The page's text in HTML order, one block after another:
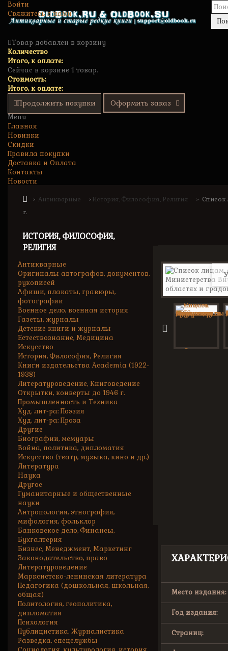
Войти
Свяжитесь с нами
Товар добавлен в корзину
Количество
Итого, к оплате:
Сейчас в корзине 1 товар.
Стоимость:
Итого, к оплате:
Продолжить покупки Оформить заказ
Menu
Главная
Новинки
Скидки
Правила покупки
Доставка и Оплата
Контакты
Новости
> Антикварные > История, Философия, Религия >
Список
г.
ИСТОРИЯ, ФИЛОСОФИЯ,
РЕЛИГИЯ
Антикварные
Оригиналы автографов, документов,
рукописей
Афиши, плакаты, гравюры,
фотографии
Военное дело, военная история
Газеты, журналы
Детские книги и журналы
Естествознание, Медицина
Искусство
История, Философия, Религия
Книги издательства Academia (1922-
1938)
Литературоведение, Книговедение
Открытки, конверты до 1946 г.
Промышленность и Техника
Худ. лит-ра: Поэзия
Худ. лит-ра: Проза
Другие
Биографии, мемуары
Война, политика, дипломатия
Искусство (театр, музыка, кино и др.)
Литература
Наука
Другое
Гуманитарные и общественные
науки
Антропология, этнография,
мифология, фольклор
Банковское дело, Финансы,
Бухгалтерия
Бизнес, Менеджмент, Маркетинг
Законодательство, право
Литературоведение
Марксистско-ленинская литература
Педагогика (дошкольная, школьная,
общая)
Политология, геополитика,
дипломатия
Психология
Публицистика. Журналистика
Разведка, спецслужбы
Место издания:
Год издания:
Страниц: